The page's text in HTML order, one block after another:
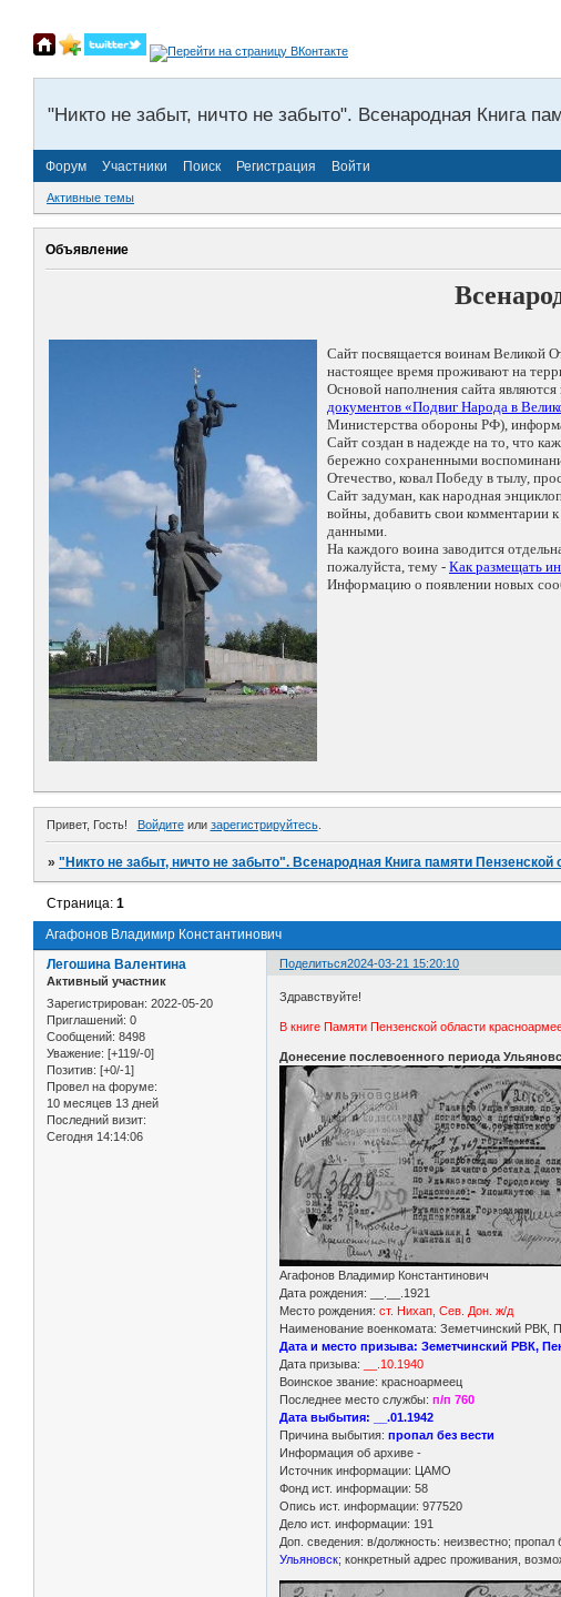
"Никто не забыт, ничто не забыто". Всенародная Книга
Форум Участники Поиск Регистрация Войти
Активные темы
Объявление
Сайт посвящается воинам Великой
настоящее время проживают на
Основой наполнения сайта
документов «Подвиг Народа в
Министерства обороны РФ),
Сайт создан в надежде на то, что
бережно сохраненными
Отечество, ковал Победу в тылу,
Сайт задуман, как народная
войны, добавить свои
данными.
На каждого воина заводится
пожалуйста, тему - Как размещать
Информацию о появлении новых
Привет, Гость! Войдитеили зарегистрируйтесь.
»"Никто не забыт, ничто не забыто". Всенародная Книга памяти Пензенской
Агафонов Владимир Константинович
Страница:1
Поделиться2024-03-21 15:20:10
Легошина Валентина
Активный участник
Зарегистрирован: 2022-05-20
Приглашений: 0
Сообщений: 8498
Уважение: [+119/-0]
Позитив: [+0/-1]
Провел на форуме:
10 месяцев 13 дней
Последний визит:
Сегодня 14:14:06
Здравствуйте!
В книге Памяти Пензенской области
Донесение послевоенного периода
Агафонов Владимир Константинович
Дата рождения: __.__.1921
Место рождения: ст. Нихап, Сев. Дон. ж/д
Наименование военкомата: Земетчинский РВК,
Дата и место призыва: Земетчинский РВК,
Дата призыва: __.10.1940
Воинское звание: красноармеец
Последнее место службы:п/п 760
Дата выбытия: __.01.1942
Причина выбытия: пропал без вести
Информация об архиве -
Источник информации: ЦАМО
Фонд ист. информации: 58
Опись ист. информации: 977520
Дело ист. информации: 191
Доп. сведения: в/должность: неизвестно;
Ульяновск; конкретный адрес проживания,